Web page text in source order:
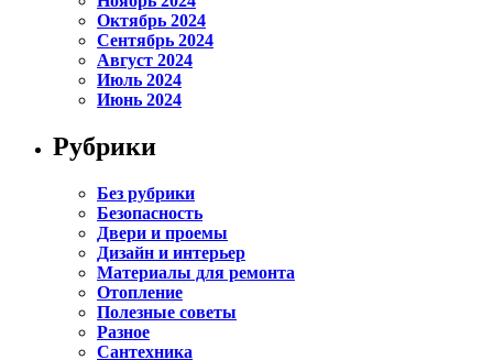
Октябрь 2024
Сентябрь 2024
Август 2024
Июль 2024
Июнь 2024
Рубрики
Без рубрики
Безопасность
Двери и проемы
Дизайн и интерьер
Материалы для ремонта
Отопление
Полезные советы
Разное
Сантехника